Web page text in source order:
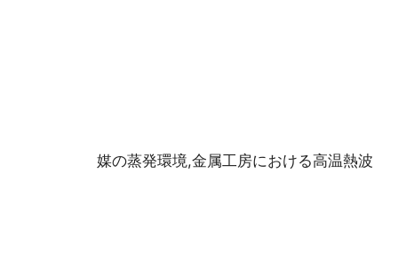
媒の蒸発環境,金属工房における高温熱波